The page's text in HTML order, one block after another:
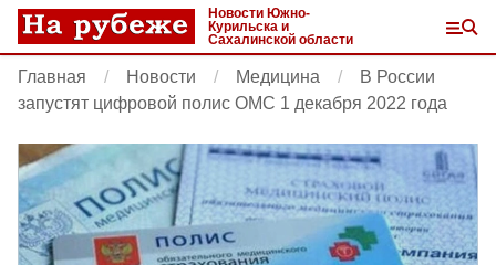
Новости Южно-
Курильска и
Сахалинской области
Главная Новости Медицина
В России
запустят цифровой полис ОМС 1 декабря 2022 года